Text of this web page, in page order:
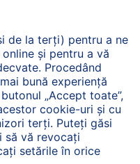
HiPP, cu pește în
pește să nu ajungă